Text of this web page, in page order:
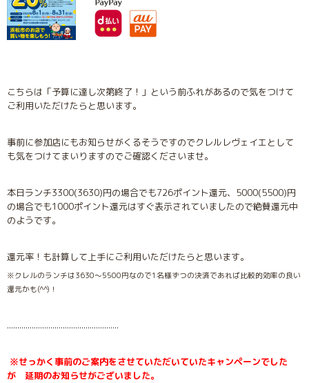
こちらは「予算に達し次第終了！」という前ふれがあるので気をつけて
ご利用いただけたらと思います。
事前に参加店にもお知らせがくるそうですのでクレルレヴェイエとして
も気をつけてまいりますのでご確認くださいませ。
本日ランチ3300(3630)円の場合でも726ポイント還元、5000(5500)円
の場合でも1000ポイント還元はすぐ表示されていましたので絶賛還元中
のようです。
還元率！も計算して上手にご利用いただけたらと思います。
※クレルのランチは3630〜5500円なので1名様ずつの決済であれば比較的効率の良い
還元かも(^^)！
......................................................
※せっかく事前のご案内をさせていただいていたキャンペーンでした
が 延期のお知らせがございました。